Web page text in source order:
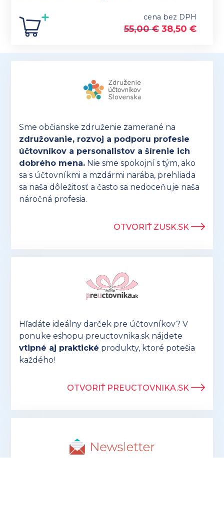
cena bez DPH
55,00€ 38,50 €
Sme občianske združenie zamerané na
združovanie, rozvoj a podporu profesie
účtovníkov a personalistov a šírenie ich
dobrého mena. Nie sme spokojní s tým, ako
sa s účtovníkmi a mzdármi narába, prehliada
sa naša dôležitosť a často sa nedoceňuje naša
náročná profesia.
OTVORIŤ ZUSK.SK
Hľadáte ideálny darček pre účtovníkov? V
ponuke eshopu preuctovnika.sk nájdete
vtipné aj praktické produkty, ktoré potešia
každého!
OTVORIŤ PREUCTOVNIKA.SK